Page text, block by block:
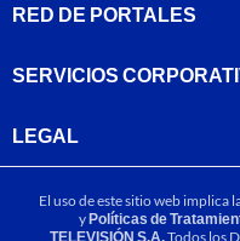
RED DE PORTALES
SERVICIOS
LEGAL
El uso de este sitio web implica
yPolíticas de
TELEVISIÓN S.A.Todos los